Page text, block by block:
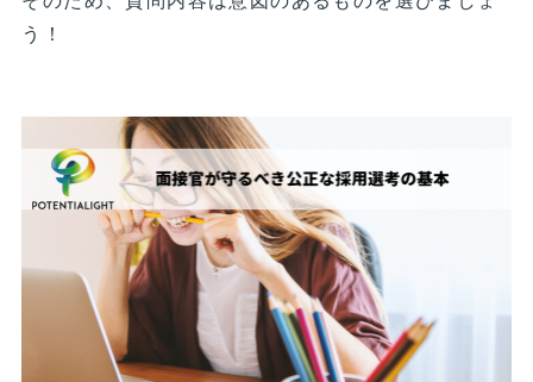
う！